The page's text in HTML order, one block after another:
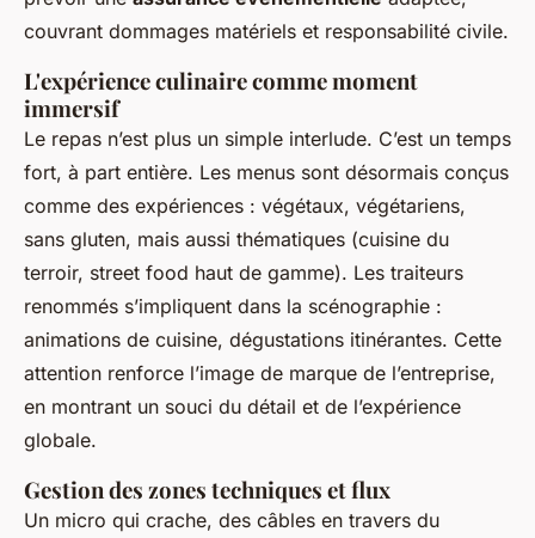
couvrant dommages matériels et responsabilité civile.
L'expérience culinaire comme moment
immersif
Le repas n’est plus un simple interlude. C’est un temps
fort, à part entière. Les menus sont désormais conçus
comme des expériences : végétaux, végétariens,
sans gluten, mais aussi thématiques (cuisine du
terroir, street food haut de gamme). Les traiteurs
renommés s’impliquent dans la scénographie :
animations de cuisine, dégustations itinérantes. Cette
attention renforce l’image de marque de l’entreprise,
en montrant un souci du détail et de l’expérience
globale.
Gestion des zones techniques et flux
Un micro qui crache, des câbles en travers du